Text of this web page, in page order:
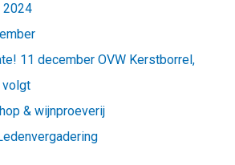
2024
11 december OVW Kerstborrel,
volgt
& wijnproeverij